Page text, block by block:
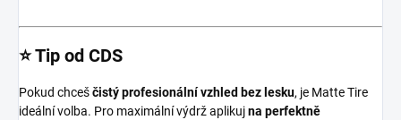
⭐ Tip od CDS
Pokud chceščistý profesionální vzhled bez lesku, je Matte Tire
ideální volba. Pro maximální výdrž aplikujna perfektně